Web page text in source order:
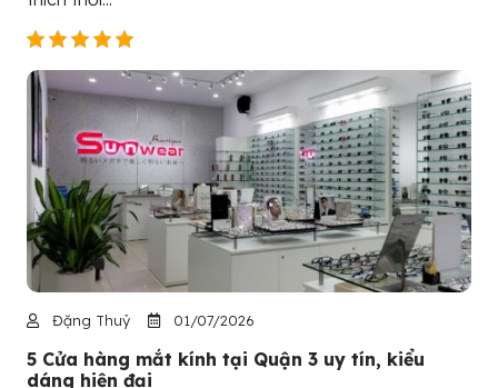
Đặng Thuỷ 01/07/2026
5 Cửa hàng mắt kính tại Quận 3 uy tín, kiểu
dáng hiện đại